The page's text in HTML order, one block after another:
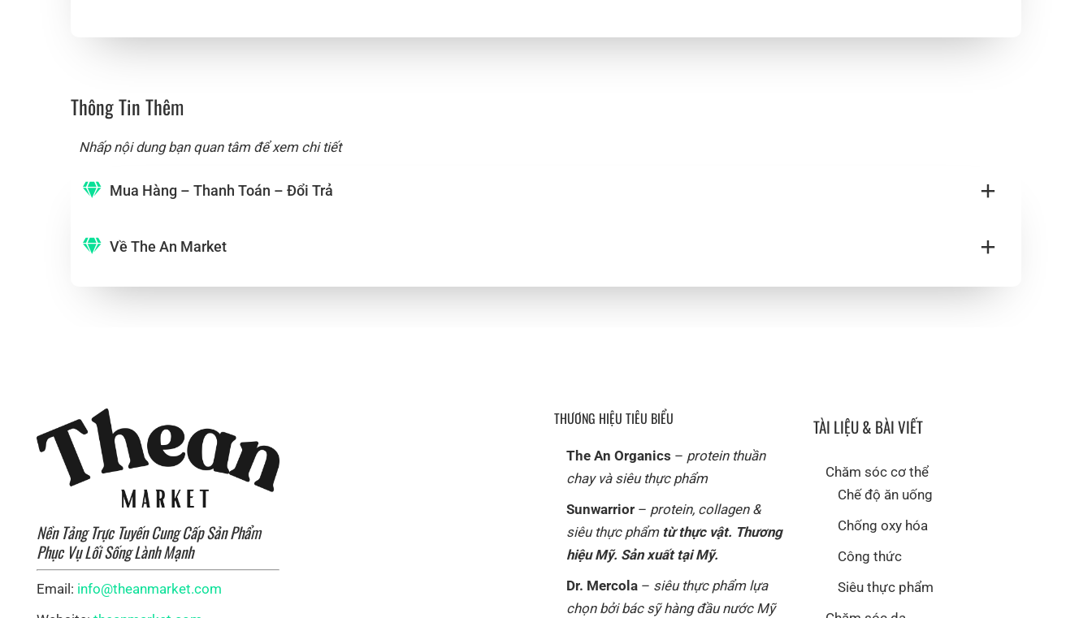
Thông Tin Thêm
Nhấp nội dung bạn quan tâm để xem chi tiết
Mua Hàng – Thanh Toán – Đổi Trả
Về The An Market
Nền Tảng Trực Tuyến Cung Cấp Sản Phẩm
Phục Vụ Lối Sống Lành Mạnh
Email: info@theanmarket.com
THƯƠNG HIỆU TIÊU BIỂU
The An Organics – protein thuần
chay và siêu thực phẩm
Sunwarrior – protein, collagen &
siêu thực phẩm từ thực vật. Thương
hiệu Mỹ. Sản xuất tại Mỹ.
Dr. Mercola – siêu thực phẩm lựa
chọn bởi bác sỹ hàng đầu nước Mỹ
TÀI LIỆU & BÀI VIẾT
Chăm sóc cơ thể
Chế độ ăn uống
Chống oxy hóa
Công thức
Siêu thực phẩm